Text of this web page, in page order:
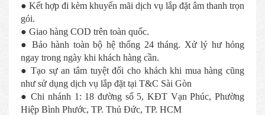
● Kết hợp đi kèm khuyến mãi dịch vụ lắp đặt âm thanh trọn
gói.
● Giao hàng COD trên toàn quốc.
● Bảo hành toàn bộ hệ thống 24 tháng. Xử lý hư hỏng
ngay trong ngày khi khách hàng cần.
● Tạo sự an tâm tuyệt đối cho khách khi mua hàng cũng
như sử dụng dịch vụ lắp đặt tại T&C Sài Gòn
● Chi nhánh 1: 18 đường số 5, KĐT Vạn Phúc, Phường
Hiệp Bình Phước, TP. Thủ Đức, TP. HCM